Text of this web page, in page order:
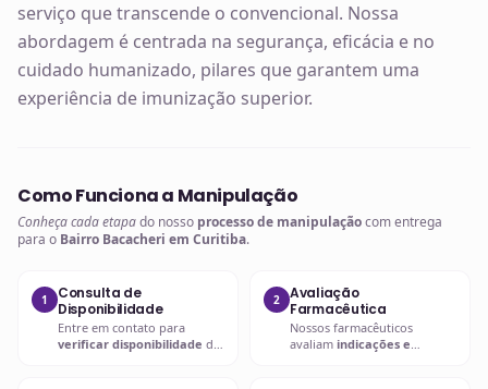
serviço que transcende o convencional. Nossa
abordagem é centrada na segurança, eficácia e no
cuidado humanizado, pilares que garantem uma
experiência de imunização superior.
Como Funciona a Manipulação
Conheça cada etapado nosso processo de manipulaçãocom entrega
para o Bairro Bacacheri em Curitiba.
1
Consulta de
Disponibilidade
Entre em contato para
verificar disponibilidade da
2
Avaliação
Farmacêutica
Nossos farmacêuticos
avaliam indicações e